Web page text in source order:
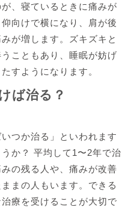
、寝ているときに痛みが
向けで横になり、肩が後
が増します。ズキズキと
こともあり、睡眠が妨げ
すようになります。
ば治る？
つか治る」といわれます
か？ 平均して1〜2年で治
の残る人や、痛みが改善
まの人もいます。できる
療を受けることが大切で